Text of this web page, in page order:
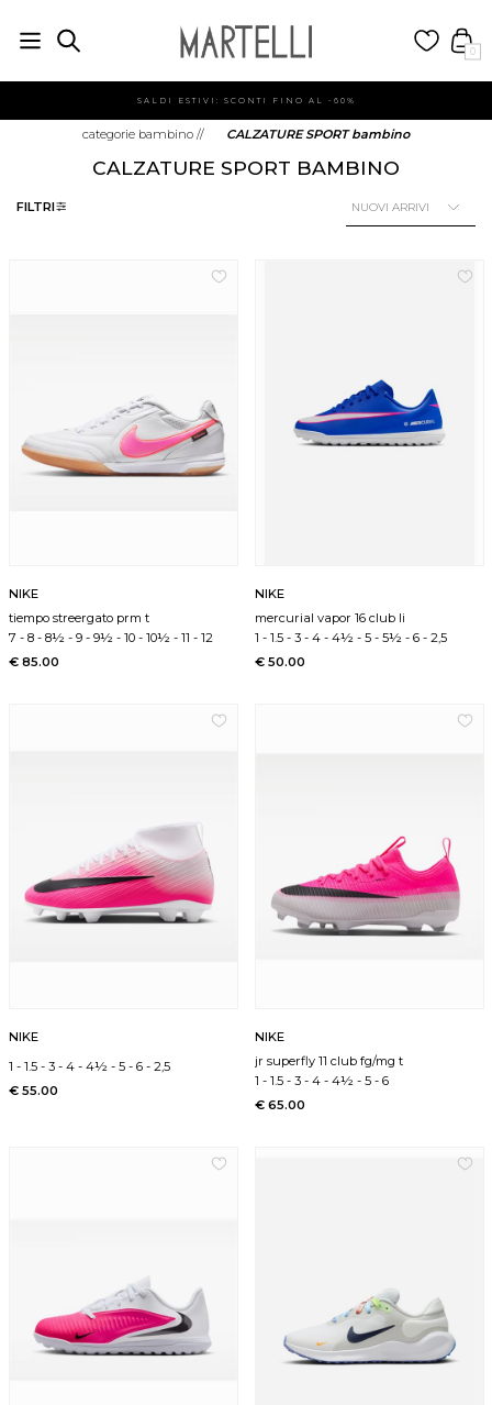
0
SALDI ESTIVI: SCONTI FINO AL -60%
categorie bambino // CALZATURE SPORT bambino
FILTRI
CALZATURE SPORT BAMBINO
NIKE
tiempo streergato prm t
7 -8 -8½ -9 -9½ -10 -10½ -11 -12
€ 85.00
NIKE
mercurial vapor 16 club li
1 -1.5 -3 -4 -4½ -5 -5½ -6 -2,5
€ 50.00
NIKE
1 -1.5 -3 -4 -4½ -5 -6 -2,5
€ 55.00
NIKE
jr superfly 11 club fg/mg t
1 -1.5 -3 -4 -4½ -5 -6
€ 65.00